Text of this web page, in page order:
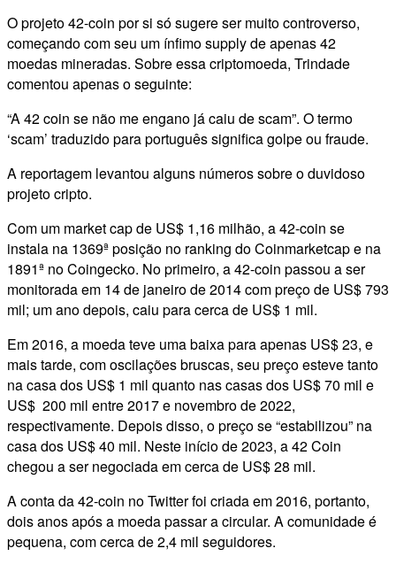
O projeto 42-coin por si só sugere ser muito controverso,
começando com seu um ínfimo supply de apenas 42
moedas mineradas. Sobre essa criptomoeda, Trindade
comentou apenas o seguinte:
“A 42 coin se não me engano já caiu de scam”. O termo
‘scam’ traduzido para português significa golpe ou fraude.
A reportagem levantou alguns números sobre o duvidoso
projeto cripto.
Com um market cap de US$ 1,16 milhão, a 42-coin se
instala na 1369ª posição no ranking do Coinmarketcap e na
1891ª no Coingecko. No primeiro, a 42-coin passou a ser
monitorada em 14 de janeiro de 2014 com preço de US$ 793
mil; um ano depois, caiu para cerca de US$ 1 mil.
Em 2016, a moeda teve uma baixa para apenas US$ 23, e
mais tarde, com oscilações bruscas, seu preço esteve tanto
na casa dos US$ 1 mil quanto nas casas dos US$ 70 mil e
US$ 200 mil entre 2017 e novembro de 2022,
respectivamente. Depois disso, o preço se “estabilizou” na
casa dos US$ 40 mil. Neste início de 2023, a 42 Coin
chegou a ser negociada em cerca de US$ 28 mil.
A conta da 42-coin no Twitter foi criada em 2016, portanto,
dois anos após a moeda passar a circular. A comunidade é
pequena, com cerca de 2,4 mil seguidores.